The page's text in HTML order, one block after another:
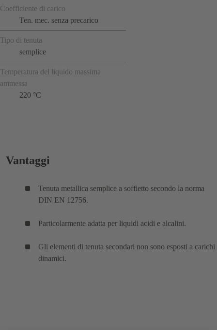
Coefficiente di carico
Ten. mec. senza precarico
Tipo di tenuta
semplice
Temperatura del liquido massima
ammessa
220 °C
Vantaggi
Tenuta metallica semplice a soffietto secondo la norma
DIN EN 12756.
Particolarmente adatta per liquidi acidi e alcalini.
Gli elementi di tenuta secondari non sono esposti a carichi
dinamici.